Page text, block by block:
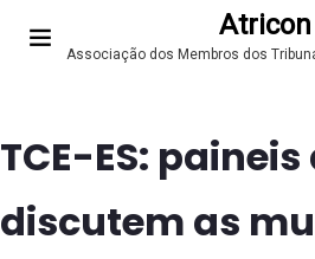
Atricon
Associação dos Membros dos
TCE-ES: paineis
discutem as